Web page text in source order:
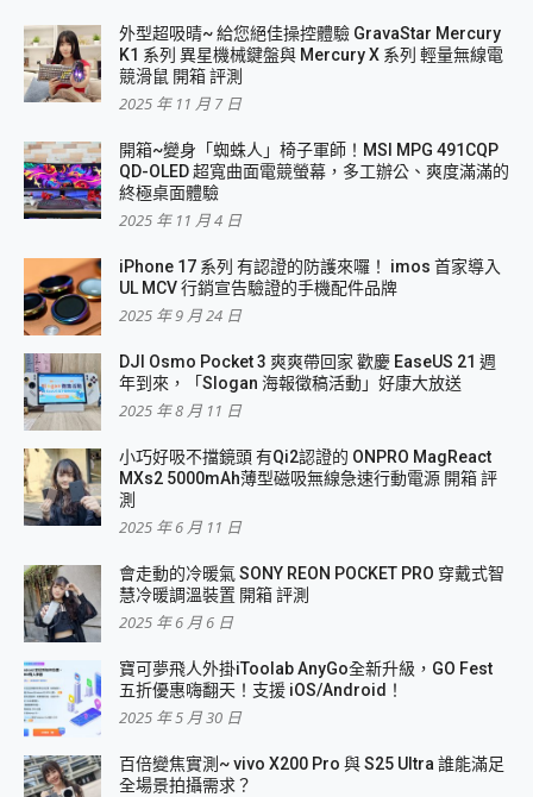
外型超吸晴~ 給您絕佳操控體驗 GravaStar Mercury
K1 系列 異星機械鍵盤與 Mercury X 系列 輕量無線電
競滑鼠 開箱 評測
2025 年 11 月 7 日
開箱~變身「蜘蛛人」椅子軍師！MSI MPG 491CQP
QD-OLED 超寬曲面電競螢幕，多工辦公、爽度滿滿的
終極桌面體驗
2025 年 11 月 4 日
iPhone 17 系列 有認證的防護來囉！ imos 首家導入
UL MCV 行銷宣告驗證的手機配件品牌
2025 年 9 月 24 日
DJI Osmo Pocket 3 爽爽帶回家 歡慶 EaseUS 21 週
年到來，「Slogan 海報徵稿活動」好康大放送
2025 年 8 月 11 日
小巧好吸不擋鏡頭 有Qi2認證的 ONPRO MagReact
MXs2 5000mAh薄型磁吸無線急速行動電源 開箱 評
測
2025 年 6 月 11 日
會走動的冷暖氣 SONY REON POCKET PRO 穿戴式智
慧冷暖調溫裝置 開箱 評測
2025 年 6 月 6 日
寶可夢飛人外掛iToolab AnyGo全新升級，GO Fest
五折優惠嗨翻天！支援 iOS/Android！
2025 年 5 月 30 日
百倍變焦實測~ vivo X200 Pro 與 S25 Ultra 誰能滿足
全場景拍攝需求？